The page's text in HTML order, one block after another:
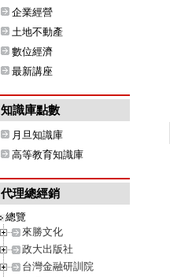
企業經營
土地不動產
數位經濟
最新講座
知識庫點數
月旦知識庫
高等教育知識庫
代理總經銷
總覽
來勝文化
政大出版社
台灣金融研訓院